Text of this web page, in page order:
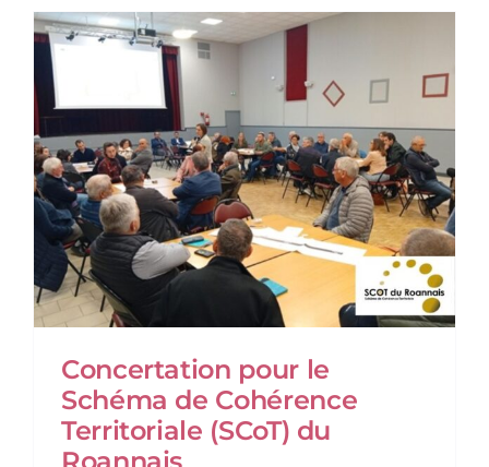
Concertation pour le
Schéma de Cohérence
Territoriale (SCoT) du